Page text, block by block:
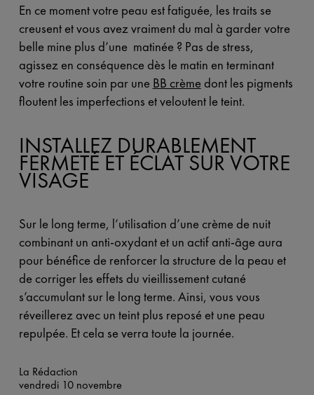
En ce moment votre peau est fatiguée, les traits se
creusent et vous avez vraiment du mal à garder votre
belle mine plus d’une matinée ? Pas de stress,
agissez en conséquence dès le matin en terminant
votre routine soin par une BB crèmedont les pigments
floutent les imperfections et veloutent le teint.
INSTALLEZ DURABLEMENT
FERMETÉ ET ÉCLAT SUR VOTRE
VISAGE
Sur le long terme, l’utilisation d’une crème de nuit
combinant un anti-oxydant et un actif anti-âge aura
pour bénéfice de renforcer la structure de la peau et
de corriger les effets du vieillissement cutané
s’accumulant sur le long terme. Ainsi, vous vous
réveillerez avec un teint plus reposé et une peau
repulpée. Et cela se verra toute la journée.
La Rédaction
vendredi 10 novembre